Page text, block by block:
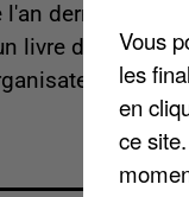
dernier à la
livre de fiction
Vous
les
en
ce